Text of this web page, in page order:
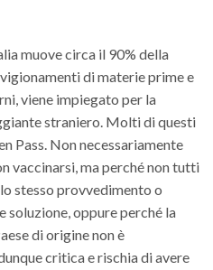
muove circa il 90% della
di materie prime e
viene impiegato per la
straniero. Molti di questi
Pass. Non necessariamente
vaccinarsi, ma perché non tutti
stesso provvedimento o
soluzione, oppure perché la
di origine non è
critica e rischia di avere